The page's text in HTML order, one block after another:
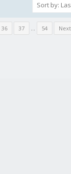
36 37 … 54